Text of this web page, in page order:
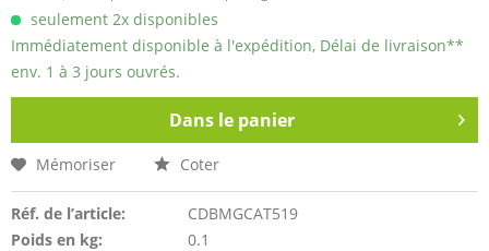
seulement 2x disponibles
Immédiatement disponible à l'expédition, Délai de livraison**
env. 1 à 3 jours ouvrés.
Dans le panier
Mémoriser Coter
Réf. de l’article:
CDBMGCAT519
Poids en kg:
0.1